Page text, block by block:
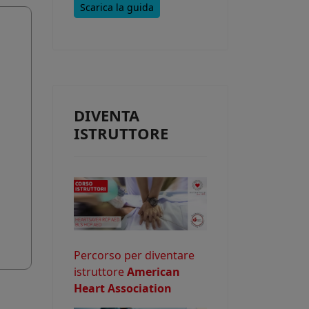
Scarica la guida
DIVENTA
ISTRUTTORE
Percorso per diventare
istruttoreAmerican
Heart Association